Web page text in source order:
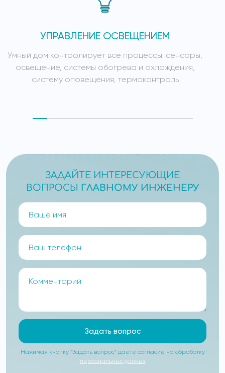
УПРАВЛЕНИЕ ОСВЕЩЕНИЕМ
Умный дом контролирует все процессы: сенсоры,
освещение, системы обогрева и охлаждения,
систему оповещения, термоконтроль
ЗАДАЙТЕ ИНТЕРЕСУЮЩИЕ
ВОПРОСЫ ГЛАВНОМУ ИНЖЕНЕРУ
Задать вопрос
Нажимая кнопку “Задать вопрос” даете согласие на обработку
персональных данных